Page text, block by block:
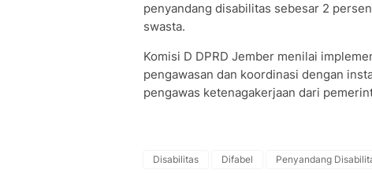
penyandang disabilitas sebesar 2
swasta.
Komisi D DPRD Jember menilai
pengawasan dan koordinasi dengan
pengawas ketenagakerjaan dari
Disabilitas Difabel Penyandang